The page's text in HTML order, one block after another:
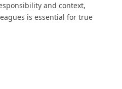
and context,
is essential for true